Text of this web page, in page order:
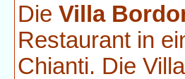
Die Villa
Restaurant in
Chianti. Die